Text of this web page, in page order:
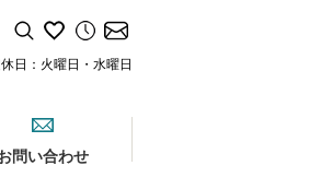
日：火曜日・水曜日
問い合わせ